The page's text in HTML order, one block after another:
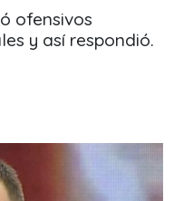
ofensivos
y así respondió.